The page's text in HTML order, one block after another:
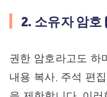
2. 소유자 암
권한 암호라고도 하
내용 복사, 주석 편